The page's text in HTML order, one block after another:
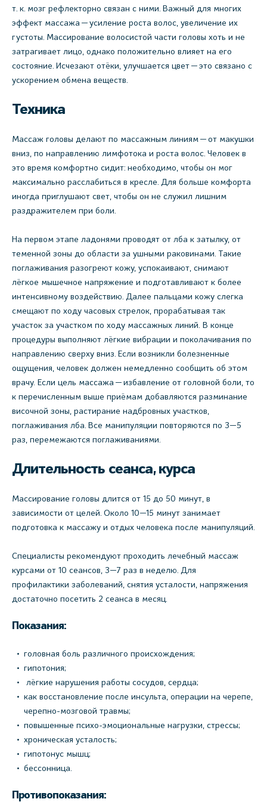
т. к. мозг рефлекторно связан с ними. Важный для многих
эффект массажа — усиление роста волос, увеличение их
густоты. Массирование волосистой части головы хоть и не
затрагивает лицо, однако положительно влияет на его
состояние. Исчезают отёки, улучшается цвет — это связано с
ускорением обмена веществ.
Техника
Массаж головы делают по массажным линиям — от макушки
вниз, по направлению лимфотока и роста волос. Человек в
это время комфортно сидит: необходимо, чтобы он мог
максимально расслабиться в кресле. Для больше комфорта
иногда приглушают свет, чтобы он не служил лишним
раздражителем при боли.
На первом этапе ладонями проводят от лба к затылку, от
теменной зоны до области за ушными раковинами. Такие
поглаживания разогреют кожу, успокаивают, снимают
лёгкое мышечное напряжение и подготавливают к более
интенсивному воздействию. Далее пальцами кожу слегка
смещают по ходу часовых стрелок, прорабатывая так
участок за участком по ходу массажных линий. В конце
процедуры выполняют лёгкие вибрации и поколачивания по
направлению сверху вниз. Если возникли болезненные
ощущения, человек должен немедленно сообщить об этом
врачу. Если цель массажа — избавление от головной боли, то
к перечисленным выше приёмам добавляются разминание
височной зоны, растирание надбровных участков,
поглаживания лба. Все манипуляции повторяются по 3—5
раз, перемежаются поглаживаниями.
Длительность сеанса, курса
Массирование головы длится от 15 до 50 минут, в
зависимости от целей. Около 10—15 минут занимает
подготовка к массажу и отдых человека после манипуляций.
Специалисты рекомендуют проходить лечебный массаж
курсами от 10 сеансов, 3—7 раз в неделю. Для
профилактики заболеваний, снятия усталости, напряжения
достаточно посетить 2 сеанса в месяц.
Показания:
головная боль различного происхождения;
гипотония;
лёгкие нарушения работы сосудов, сердца;
как восстановление после инсульта, операции на черепе,
черепно-мозговой травмы;
повышенные психо-эмоциональные нагрузки, стрессы;
хроническая усталость;
гипотонус мышц;
бессонница.
Противопоказания: